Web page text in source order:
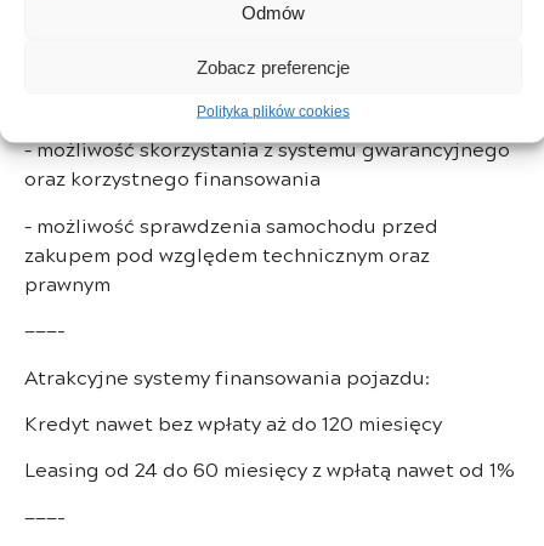
Odmów
Zobacz preferencje
Polityka plików cookies
– kupujący jest zwolniony z opłat skarbowych
– istnieje możliwość zostawienia starego
samochodu w rozliczeniu ( zamiana )
– możliwość skorzystania z systemu gwarancyjnego
oraz korzystnego finansowania
– możliwość sprawdzenia samochodu przed
zakupem pod względem technicznym oraz
prawnym
———-
Atrakcyjne systemy finansowania pojazdu:
Kredyt nawet bez wpłaty aż do 120 miesięcy
Leasing od 24 do 60 miesięcy z wpłatą nawet od 1%
———-